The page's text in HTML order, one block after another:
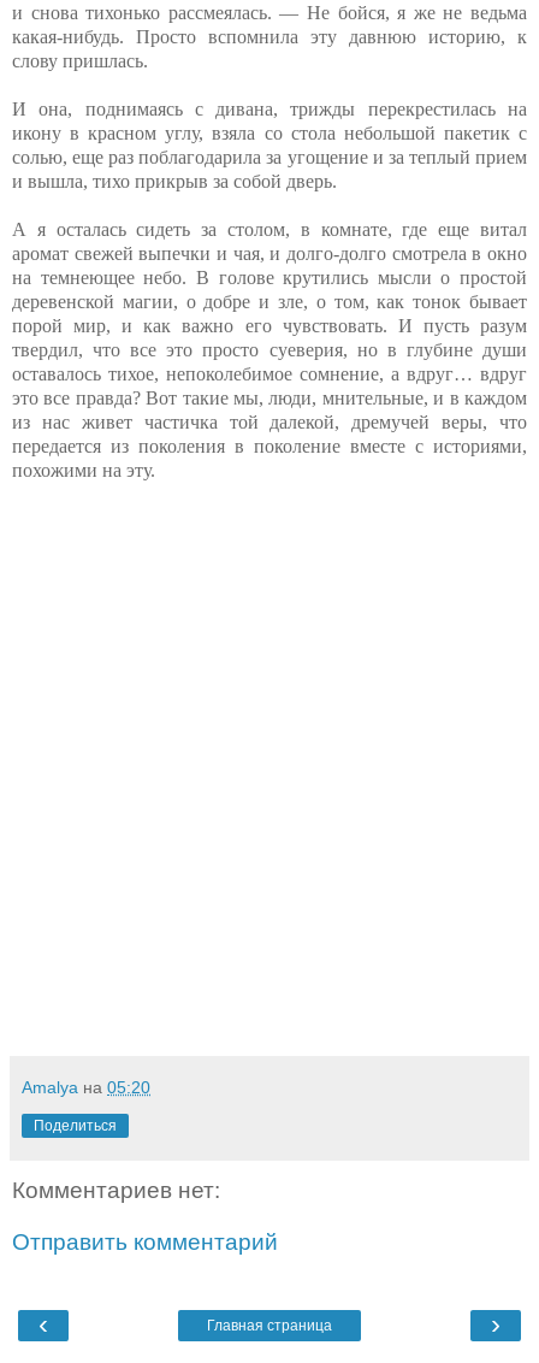
и снова тихонько рассмеялась. — Не бойся, я же не ведьма
какая-нибудь. Просто вспомнила эту давнюю историю, к
слову пришлась.
И она, поднимаясь с дивана, трижды перекрестилась на
икону в красном углу, взяла со стола небольшой пакетик с
солью, еще раз поблагодарила за угощение и за теплый прием
и вышла, тихо прикрыв за собой дверь.
А я осталась сидеть за столом, в комнате, где еще витал
аромат свежей выпечки и чая, и долго-долго смотрела в окно
на темнеющее небо. В голове крутились мысли о простой
деревенской магии, о добре и зле, о том, как тонок бывает
порой мир, и как важно его чувствовать. И пусть разум
твердил, что все это просто суеверия, но в глубине души
оставалось тихое, непоколебимое сомнение, а вдруг… вдруг
это все правда? Вот такие мы, люди, мнительные, и в каждом
из нас живет частичка той далекой, дремучей веры, что
передается из поколения в поколение вместе с историями,
похожими на эту.
Amalya на 05:20
Поделиться
Комментариев нет:
Отправить комментарий
‹ ›
Главная страница